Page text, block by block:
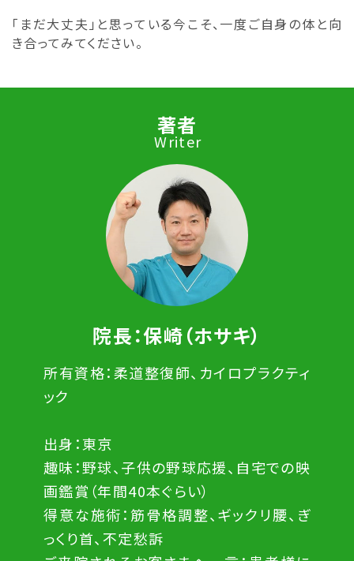
「まだ大丈夫」と思っている今こそ、一度ご自身の体と向
き合ってみてください。
著者
Writer
院長：保崎（ホサキ）
所有資格：柔道整復師、カイロプラクティ
ック
出身：東京
趣味：野球、子供の野球応援、自宅での映
画鑑賞（年間40本ぐらい）
得意な施術：筋骨格調整、ギックリ腰、ぎ
っくり首、不定愁訴